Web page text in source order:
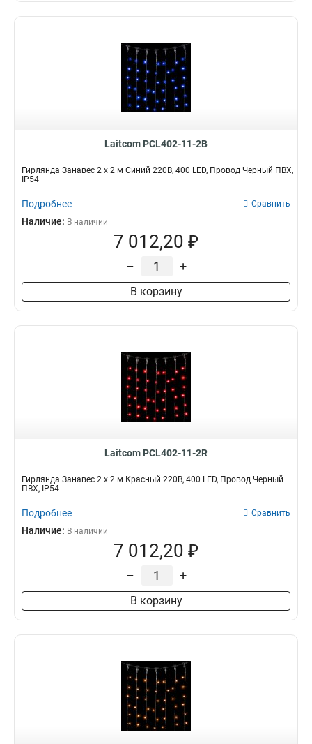
Laitcom PCL402-11-2B
Гирлянда Занавес 2 x 2 м Синий 220В, 400 LED, Провод Черный ПВХ,
IP54
Подробнее Сравнить
Наличие: В наличии
7 012,20 ₽
– +
В корзину
Laitcom PCL402-11-2R
Гирлянда Занавес 2 x 2 м Красный 220В, 400 LED, Провод Черный
ПВХ, IP54
Подробнее Сравнить
Наличие: В наличии
7 012,20 ₽
– +
В корзину